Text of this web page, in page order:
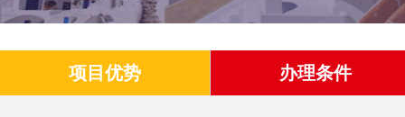
项目优势 办理条件